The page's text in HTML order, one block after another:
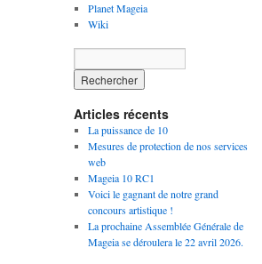
Planet Mageia
Wiki
Articles récents
La puissance de 10
Mesures de protection de nos services
web
Mageia 10 RC1
Voici le gagnant de notre grand
concours artistique !
La prochaine Assemblée Générale de
Mageia se déroulera le 22 avril 2026.